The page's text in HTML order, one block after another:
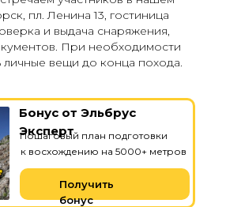
пл. Ленина 13, гостиница
и выдача снаряжения,
При необходимости
личные вещи до конца похода.
Бонус от Эльбрус
Эксперт
Пошаговый план подготовки
к восхождению на 5000+ метров
Получить
бонус